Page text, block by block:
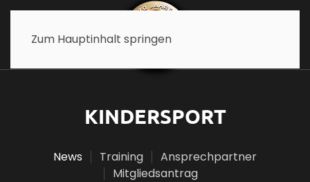
Zum Hauptinhalt springen
KINDERSPORT
News Training
Ansprechpartner
Mitgliedsantrag